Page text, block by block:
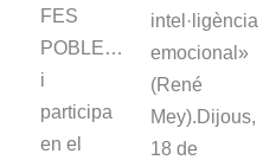
FES
POBLE…
i
participa
en el
intel·ligència
emocional»
(René
Mey).Dijous,
18 de